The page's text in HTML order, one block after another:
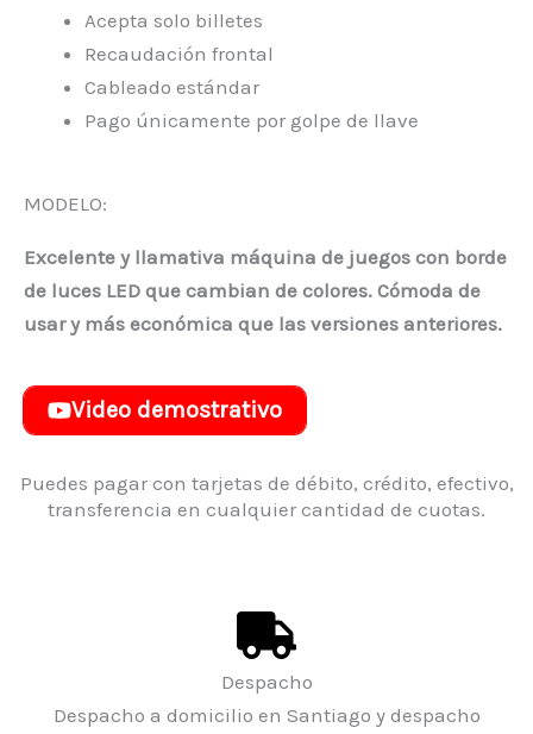
Acepta solo billetes
Recaudación frontal
Cableado estándar
Pago únicamente por golpe de llave
MODELO:
Excelente y llamativa máquina de juegos con borde
de luces LED que cambian de colores. Cómoda de
usar y más económica que las versiones anteriores.
Video demostrativo
Puedes pagar con tarjetas de débito, crédito, efectivo,
transferencia en cualquier cantidad de cuotas.
Despacho
Despacho a domicilio en Santiago y despacho